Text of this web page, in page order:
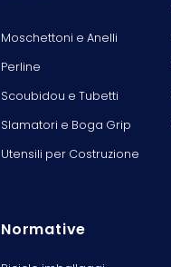
Moschettoni e Anelli
Perline
Scoubidou e Tubetti
Slamatori e Boga Grip
Utensili per Costruzione
Normative